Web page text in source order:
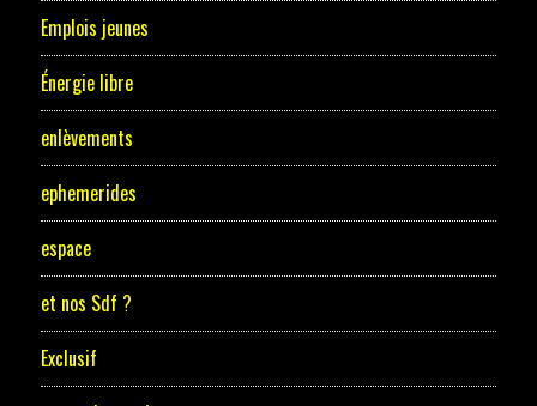
Emplois jeunes
Énergie libre
enlèvements
ephemerides
espace
et nos Sdf ?
Exclusif